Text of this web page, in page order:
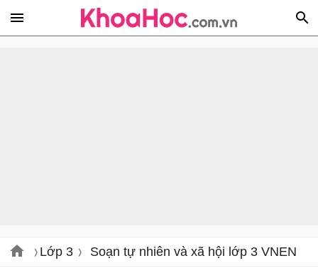
Lớp 3 Soạn tự nhiên và xã hội lớp 3 VNEN